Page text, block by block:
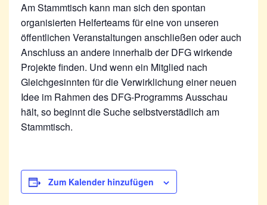
Am Stammtisch kann man sich den spontan
organisierten Helferteams für eine von unseren
öffentlichen Veranstaltungen anschließen oder auch
Anschluss an andere innerhalb der DFG wirkende
Projekte finden. Und wenn ein Mitglied nach
Gleichgesinnten für die Verwirklichung einer neuen
Idee im Rahmen des DFG-Programms Ausschau
hält, so beginnt die Suche selbstverstädlich am
Stammtisch.
Zum Kalender hinzufügen